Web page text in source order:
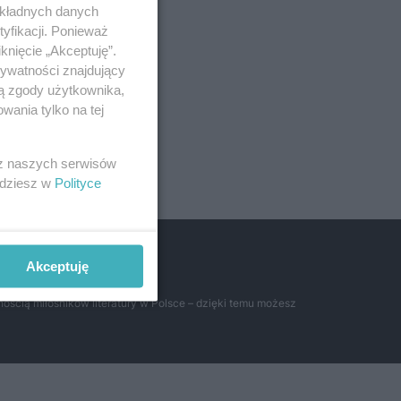
miłośników literatury w Polsce – dzięki temu możesz
danych
Ponieważ
„Akceptuję”.
znajdujący
zgody użytkownika,
tylko na tej
naszych serwisów
w Polityce
Akceptuję